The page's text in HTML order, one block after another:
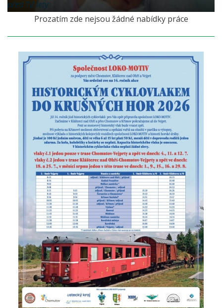
před 12 lety
Prozatím zde nejsou žádné nabídky práce